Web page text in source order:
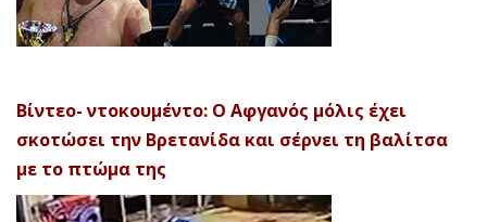
Βίντεο- ντοκουμέντο: Ο Αφγανός μόλις έχει
σκοτώσει την Βρετανίδα και σέρνει τη βαλίτσα
με το πτώμα της